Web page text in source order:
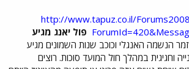
http://www.tapuz.co.il/
פול יאנג מגיע
זמר הנשמה האנגלי וכוכב שנות השמונים מגיע
וחגיגית במהלך חול המועד סוכות. רוצים